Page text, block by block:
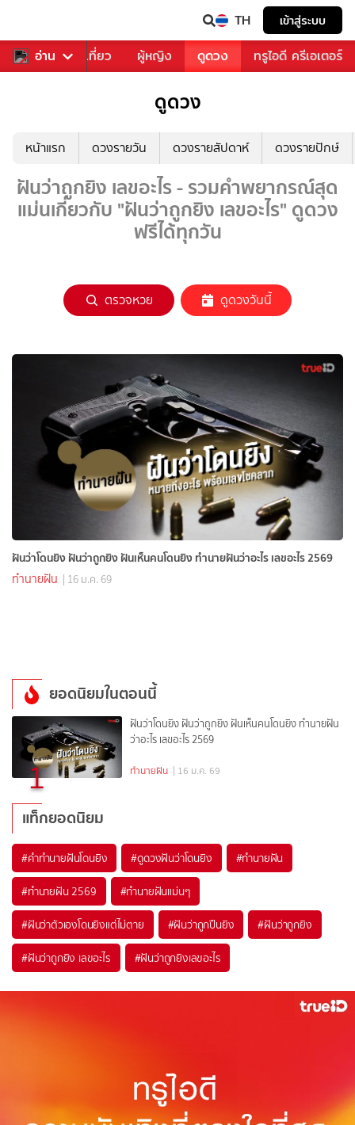
TH เข้าสู่ระบบ
อ่าน
อาหาร ท่องเที่ยว ผู้หญิง ดูดวง ทรูไอดี ครีเอเตอร์
ดูดวง
หน้าแรก ดวงรายวัน ดวงรายสัปดาห์ ดวงรายปักษ์
ฝันว่าถูกยิง เลขอะไร - รวมคำพยากรณ์สุด
แม่นเกี่ยวกับ "ฝันว่าถูกยิง เลขอะไร" ดูดวง
ฟรีได้ทุกวัน
ตรวจหวย ดูดวงวันนี้
ฝันว่าโดนยิง ฝันว่าถูกยิง ฝันเห็นคนโดนยิง ทำนายฝันว่าอะไร เลขอะไร 2569
ทำนายฝัน | 16 ม.ค. 69
ยอดนิยมในตอนนี้
1
ฝันว่าโดนยิง ฝันว่าถูกยิง ฝันเห็นคนโดนยิง ทำนายฝัน
ว่าอะไร เลขอะไร 2569
ทำนายฝัน | 16 ม.ค. 69
แท็กยอดนิยม
#คำทำนายฝันโดนยิง #ดูดวงฝันว่าโดนยิง #ทำนายฝัน
#ทำนายฝัน 2569 #ทำนายฝันแม่นๆ
#ฝันว่าตัวเองโดนยิงแต่ไม่ตาย #ฝันว่าถูกปืนยิง #ฝันว่าถูกยิง
#ฝันว่าถูกยิง เลขอะไร #ฝันว่าถูกยิงเลขอะไร